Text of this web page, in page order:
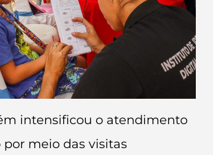
intensificou o atendimento
meio das visitas